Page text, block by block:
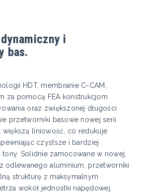
i
bas.
HDT, membranie C-CAM,
za pomocą FEA konstrukcjom
oraz zwiększonej długości
przetworniki basowe nowej serii
większą liniowość, co redukuje
czystsze i bardziej
Solidnie zamocowane w nowej,
odlewanego aluminium, przetworniki
strukturę z maksymalnym
wokół jednostki napędowej.